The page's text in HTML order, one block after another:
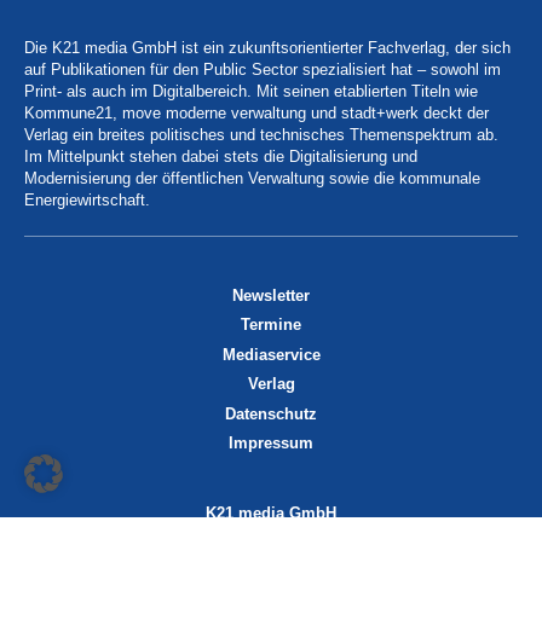
Die K21 media GmbH ist ein zukunftsorientierter Fachverlag, der sich
auf Publikationen für den Public Sector spezialisiert hat – sowohl im
Print- als auch im Digitalbereich. Mit seinen etablierten Titeln wie
Kommune21, move moderne verwaltung und stadt+werk deckt der
Verlag ein breites politisches und technisches Themenspektrum ab.
Im Mittelpunkt stehen dabei stets die Digitalisierung und
Modernisierung der öffentlichen Verwaltung sowie die kommunale
Energiewirtschaft.
Newsletter
Termine
Mediaservice
Verlag
Datenschutz
Impressum
K21 media GmbH